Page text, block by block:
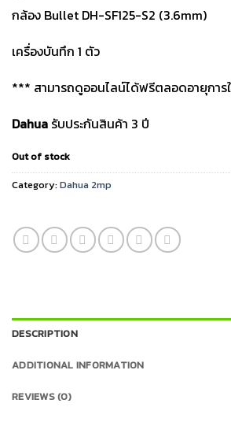
กล้อง Bullet DH-SF125-S2 (3.6mm)
เครื่องบันทึก 1 ตัว
*** สามารถดูออนไลน์ได้ฟรีตลอดอายุการ
Dahua รับประกันสินค้า 3 ปี
Out of stock
Category:Dahua 2mp
DESCRIPTION
ADDITIONAL INFORMATION
REVIEWS (0)